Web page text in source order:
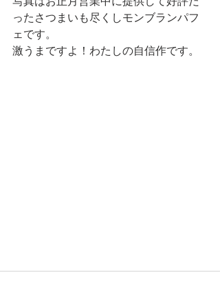
ったさつまいも尽くしモンブランパフ
ェです。
激うまですよ！わたしの自信作です。